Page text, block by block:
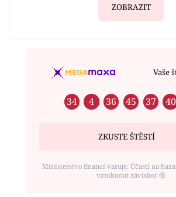
ZOBRAZIT
Vaše
34 4 36 45 37 40
ZKUSTE ŠTĚSTÍ
Ministerstvo financí varuje: Účastí na
vzniknout závislost ⑱